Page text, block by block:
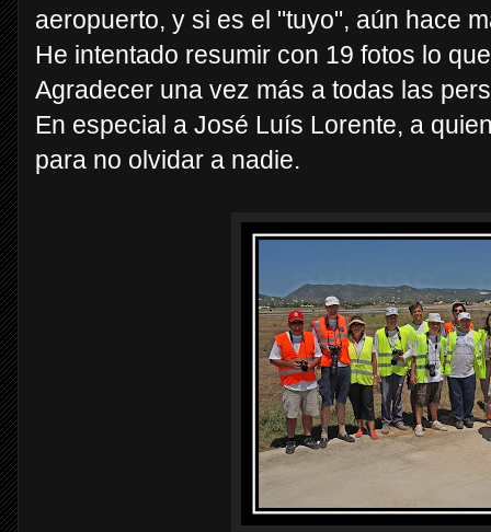
aeropuerto, y si es el "tuyo", aún hace
He intentado resumir con 19 fotos lo
Agradecer una vez más a todas las
En especial a José Luís Lorente, a
para no olvidar a nadie.